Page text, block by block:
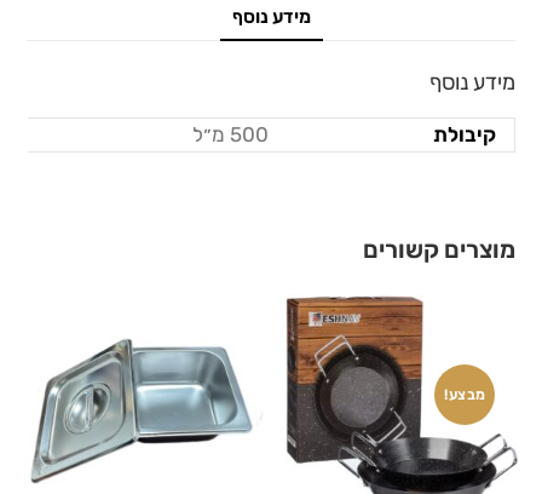
מידע נוסף
מידע נוסף
קיבולת 500 מ״ל
מוצרים קשורים
מבצע!